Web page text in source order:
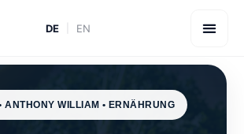
DE EN
ANTHONY WILLIAM • ERNÄHRUNG